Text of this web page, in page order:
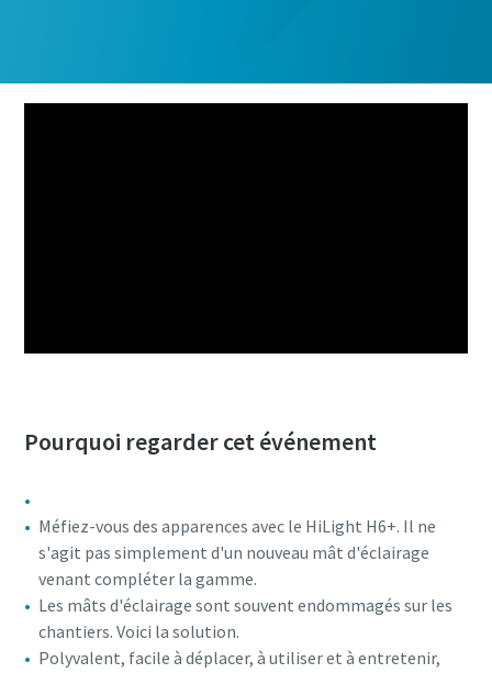
Pourquoi regarder cet événement
Méfiez-vous des apparences avec le HiLight H6+. Il ne
s'agit pas simplement d'un nouveau mât d'éclairage
venant compléter la gamme.
Les mâts d'éclairage sont souvent endommagés sur les
chantiers. Voici la solution.
Polyvalent, facile à déplacer, à utiliser et à entretenir,